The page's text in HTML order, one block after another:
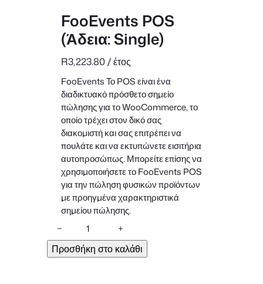
FooEvents POS
(Άδεια: Single)
R3,223.80/ έτος
FooEvents Το POS είναι ένα
διαδικτυακό πρόσθετο σημείο
πώλησης για το WooCommerce, το
οποίο τρέχει στον δικό σας
διακομιστή και σας επιτρέπει να
πουλάτε και να εκτυπώνετε εισιτήρια
αυτοπροσώπως. Μπορείτε επίσης να
χρησιμοποιήσετε το FooEvents POS
για την πώληση φυσικών προϊόντων
με προηγμένα χαρακτηριστικά
σημείου πώλησης.
o
− +
Προσθήκη στο καλάθι